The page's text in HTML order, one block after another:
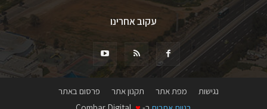
עקוב אחרינו
נגישות מפת אתר תקנון אתר
פרסום באתר